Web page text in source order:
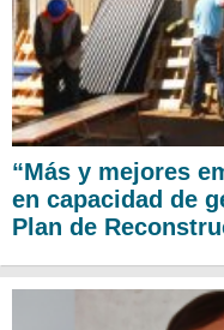
“Más y mejores
en capacidad de
Plan de